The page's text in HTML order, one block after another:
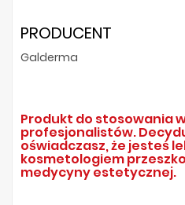
PRODUCENT
Galderma
Produkt do stosowania
profesjonalistów.
oświadczasz, że jesteś
kosmetologiem
medycyny estetycznej.